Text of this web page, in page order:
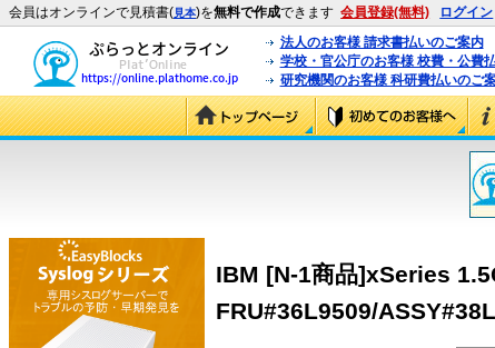
会員はオンラインで見積書(見本)を無料で作成できます 会員登録(無料) ログイン
法人のお客様 請求書払いのご案内
学校・官公庁のお客様 校費・公費
研究機関のお客様 科研費払いのご
IBM [N-1商品]xSeries
FRU#36L9509/